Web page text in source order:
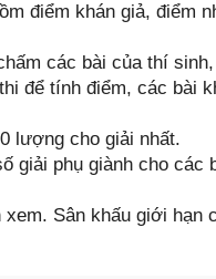
điểm khán giả, điểm
các bài của thí
để tính điểm, các bài
lượng cho giải nhất.
giải phụ giành cho các
Sân khấu giới hạn